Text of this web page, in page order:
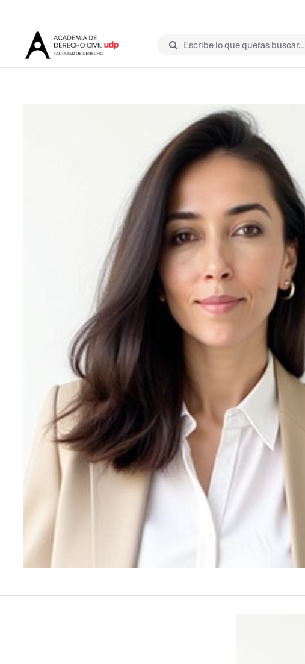
Escribe lo que queras buscar...